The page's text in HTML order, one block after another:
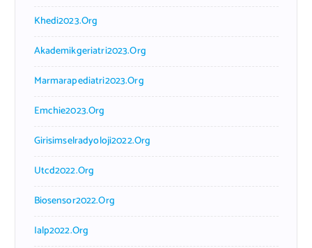
Khedi2023.org
Akademikgeriatri2023.org
Marmarapediatri2023.org
Emchie2023.org
Girisimselradyoloji2022.org
Utcd2022.org
Biosensor2022.org
Ialp2022.org